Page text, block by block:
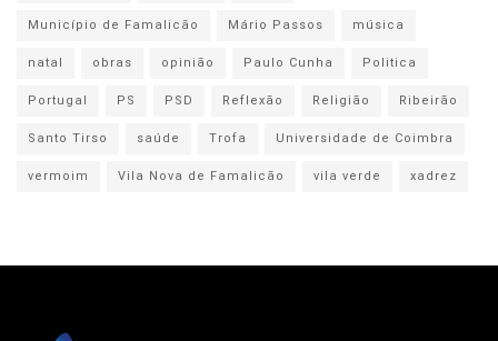
Município de Famalicão
Mário Passos
música
natal
obras opinião Paulo Cunha
Politica
Portugal
PS PSD Reflexão Religião
Ribeirão
Santo Tirso
saúde Trofa
Universidade de Coimbra
vermoim
Vila Nova de Famalicão vila verde xadrez